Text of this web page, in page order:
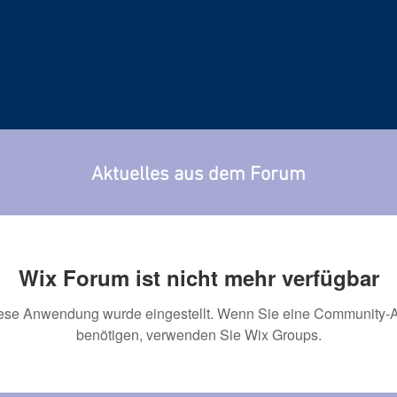
Aktuelles aus dem Forum
Wix Forum ist nicht mehr verfügbar
Anwendung wurde eingestellt. Wenn Sie eine Community-
benötigen, verwenden Sie Wix Groups.